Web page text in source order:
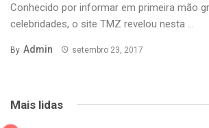
Conhecido por informar em primeira mão
celebridades, o site TMZ revelou nesta ...
By Admin setembro 23, 2017
Mais lidas